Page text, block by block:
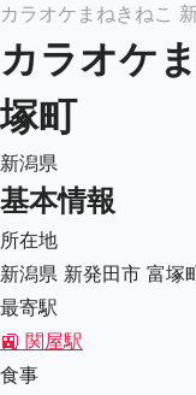
カラオケまねきねこ
カラオケ
塚町
新潟県
基本情報
所在地
新潟県 新発田市 富塚
最寄駅
🚉 関屋駅
食事